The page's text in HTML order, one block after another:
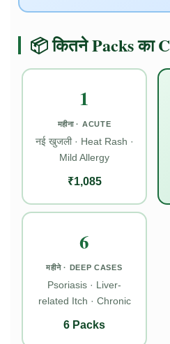
📦 कितने Packs का
1
महीना · ACUTE
नई खुजली · Heat Rash ·
Mild Allergy
₹1,085
6
महीने · DEEP CASES
Psoriasis · Liver-
related Itch · Chronic
6 Packs